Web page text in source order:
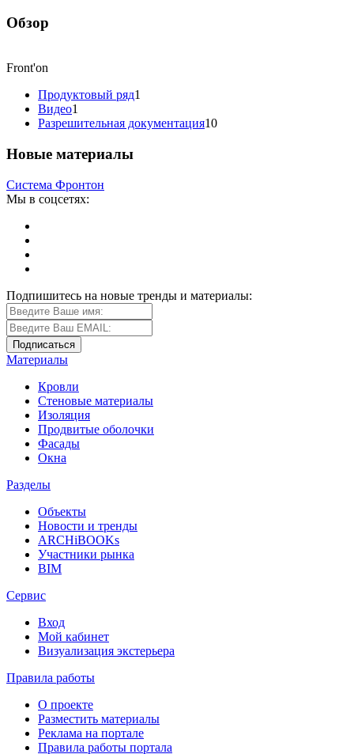
Обзор
Front'on
Продуктовый ряд1
Видео1
Разрешительная документация10
Новые материалы
Система Фронтон
Мы в соцсетях:
Подпишитесь на новые тренды и материалы:
Материалы
Кровли
Стеновые материалы
Изоляция
Продвитые оболочки
Фасады
Окна
Разделы
Объекты
Новости и тренды
ARCHiBOOKs
Участники рынка
BIM
Сервис
Вход
Мой кабинет
Визуализация экстерьера
Правила работы
О проекте
Разместить материалы
Реклама на портале
Правила работы портала